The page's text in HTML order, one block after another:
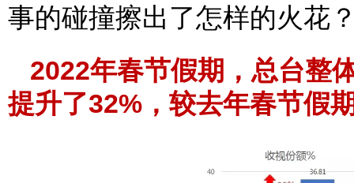
事的碰撞擦出了怎样的火花
2022年春节假期，总台整
提升了32%，较去年春节假